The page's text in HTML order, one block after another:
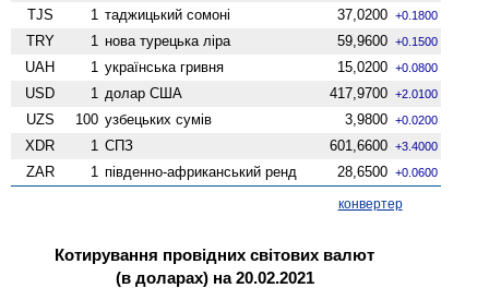
TJS 1 таджицький сомоні 37,0200 +0.1800
TRY 1 нова турецька ліра 59,9600 +0.1500
UAH 1 українська гривня 15,0200 +0.0800
USD 1 долар США 417,9700 +2.0100
UZS 100 узбецьких сумів 3,9800 +0.0200
XDR 1 СПЗ 601,6600 +3.4000
ZAR 1 південно-африканський ренд 28,6500 +0.0600
конвертер
Котирування провідних світових валют
(в доларах) на 20.02.2021